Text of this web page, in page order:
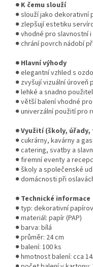
● K čemu slouží
● slouží jako
● zlepšují estetiku
● vhodné pro slavnostní
● chrání povrch nádobí
● Hlavní výhody
● elegantní vzhled s
● zvyšují vizuální
● lehké a snadno
● větší balení vhodné
● univerzální použití pro
● Využití (školy,
● cukrárny, kavárny a
● catering, svatby a
● firemní eventy a
● školy a společenské
● domácnosti při
● Technické informace
● typ: dekorativní
● materiál: papír (PAP)
● barva: bílá
● průměr: 24 cm
● balení: 100 ks
● hmotnost balení: cca